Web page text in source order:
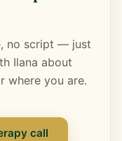
no script — just
Ilana about
where you are.
call